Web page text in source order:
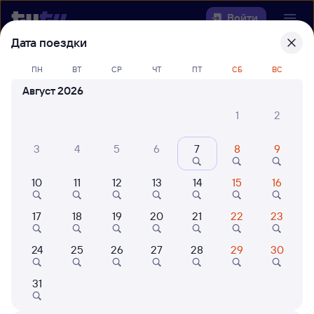
Войти
Выберите день, чтобы найтиж/д
билеты Рязань-2 — Кипрево
Куда
Когда
Кто едет
Найти поезда
Дата поездки
ПН ВТ СР ЧТ ПТ СБ ВС
Август 2026
1
2
3 4 5 6 7 8 9
10 11 12 13 14 15 16
17 18 19 20 21 22 23
24 25 26 27 28 29 30
31